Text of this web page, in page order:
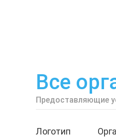
Все
Предоставляющие
Логотип